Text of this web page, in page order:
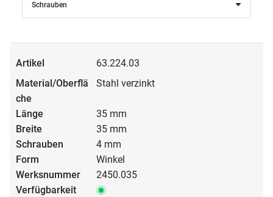
Schrauben
63.224.03
Stahl verzinkt
35 mm
35 mm
4 mm
Winkel
2450.035